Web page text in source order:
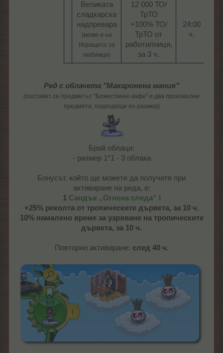
Великата
сладкарска
надпревара
(може и на
Игрището за
любимци)
12 000 ТО/
ТрТО
+100% ТО/
ТрТО от
работилници,
за 3 ч.​
24:00
ч.​
Ред с облачета "Макаронена мания"
(поставят се предметът "Божествено кафе" и два произволни
предмета, подходящи по размер)
Брой облаци:
- размер 1*1 - 3 облака
Бонусът, който ще можете да получите при
активиране на реда, е:
1 Сандък „Огнена следа“ I
+25% реколта от тропическите дървета, за 10 ч.
10% намалено време за узряване на тропическите
дървета, за 10 ч.
Повторно активиране: след 40 ч.